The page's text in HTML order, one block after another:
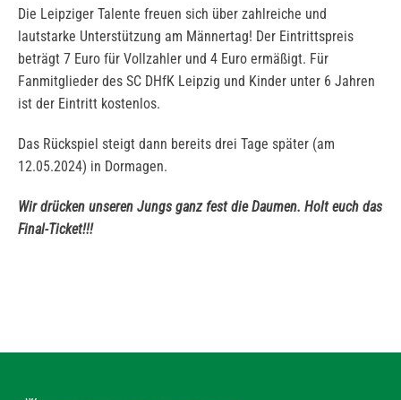
Die Leipziger Talente freuen sich über zahlreiche und
lautstarke Unterstützung am Männertag! Der Eintrittspreis
beträgt 7 Euro für Vollzahler und 4 Euro ermäßigt. Für
Fanmitglieder des SC DHfK Leipzig und Kinder unter 6 Jahren
ist der Eintritt kostenlos.
Das Rückspiel steigt dann bereits drei Tage später (am
12.05.2024) in Dormagen.
Wir drücken unseren Jungs ganz fest die Daumen. Holt euch das
Final-Ticket!!!